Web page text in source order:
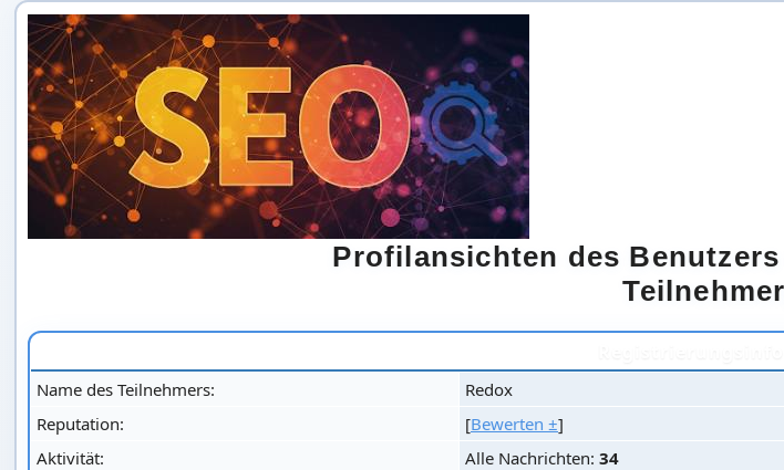
Profilansichten des
Name des Teilnehmers:
Redox
Reputation:
[Bewerten ±]
Aktivität:
Alle Nachrichten: 34